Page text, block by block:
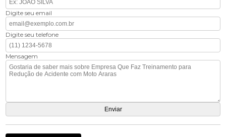
Digite seu email
Digite seu telefone
Mensagem